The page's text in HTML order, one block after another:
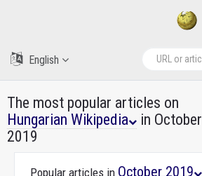
English
The most popular articles on
Hungarian Wikipedia
in October
2019
Popular articles in October 2019